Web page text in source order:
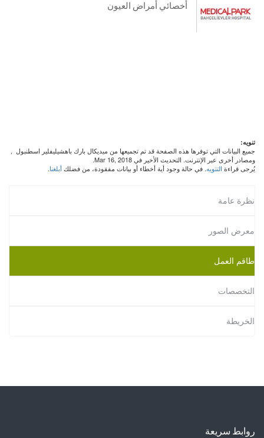
أخصائي أمراض العيون
تنويه:
جميع البيانات التي توفرها هذه الصفحة قد تم تجميعها من ميديكال بارك باهشيليفلير اسطنبول ,
ومصادر أخرى عبر الإنترنت. التحديث الأخير في Mar 16, 2018.
يُرجى قراءة التنويه. في حالة وجود أية أخطاء أو بيانات مفقودة، من فضلكأبلغنا.
نظرة عامة
معرض الصور
طاقم العمل
التخصصات
الخريطة
روابط سريعة